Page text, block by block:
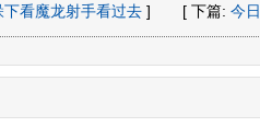
看魔龙射手看过去 ] [ 下篇: 今